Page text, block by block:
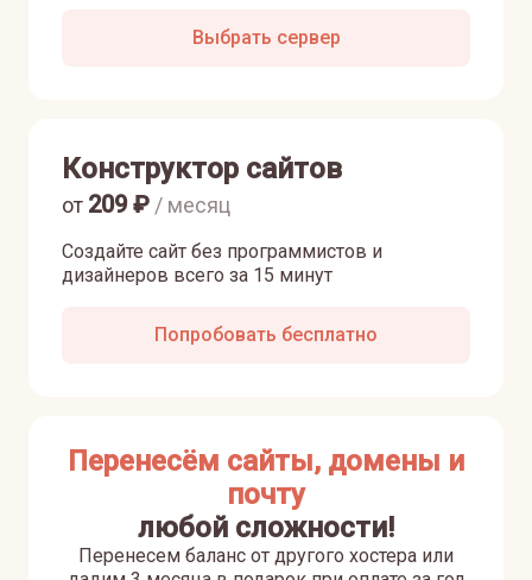
Выбрать сервер
Конструктор сайтов
Создайте сайт без программистов и
дизайнеров всего за 15 минут
от 209₽ / месяц
Попробовать бесплатно
Перенесём сайты, домены и
почту
любой сложности!
Перенесем баланс от другого хостера или